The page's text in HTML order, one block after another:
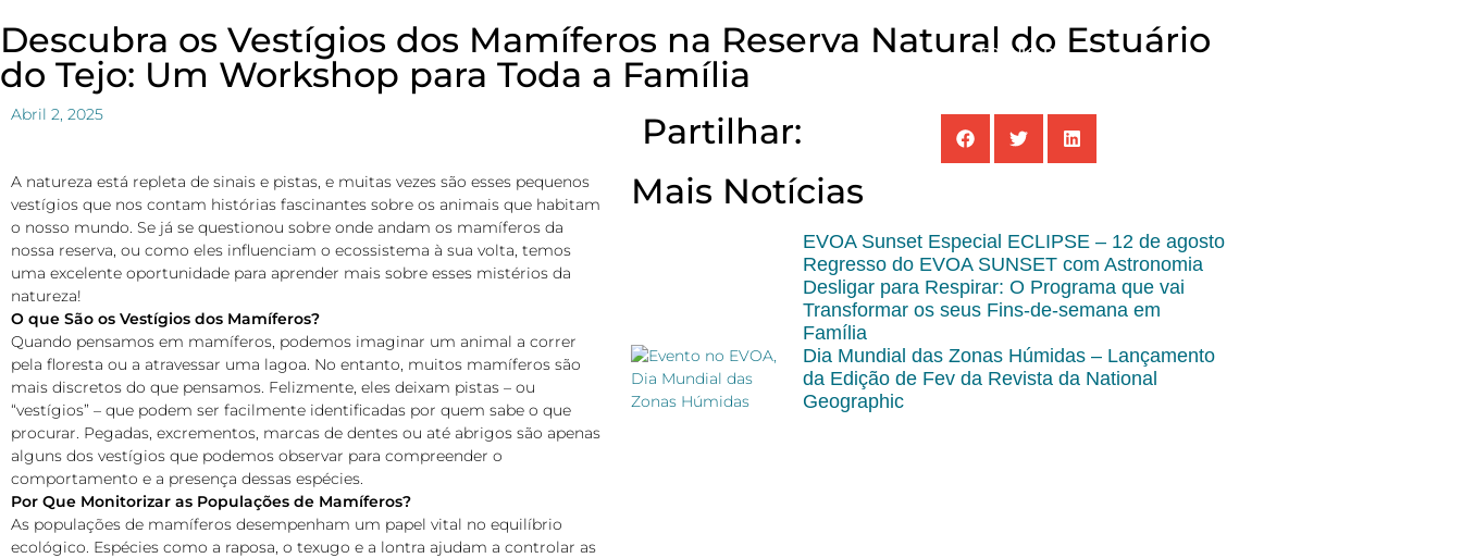
PT
UK
FR
Descubra os Vestígios dos Mamíferos na Reserva Natural do Estuário
do Tejo: Um Workshop para Toda a Família
Abril 2, 2025
A natureza está repleta de sinais e pistas, e muitas vezes são esses pequenos
vestígios que nos contam histórias fascinantes sobre os animais que habitam
o nosso mundo. Se já se questionou sobre onde andam os mamíferos da
nossa reserva, ou como eles influenciam o ecossistema à sua volta, temos
uma excelente oportunidade para aprender mais sobre esses mistérios da
natureza!
O que São os Vestígios dos Mamíferos?
Quando pensamos em mamíferos, podemos imaginar um animal a correr
pela floresta ou a atravessar uma lagoa. No entanto, muitos mamíferos são
mais discretos do que pensamos. Felizmente, eles deixam pistas – ou
“vestígios” – que podem ser facilmente identificadas por quem sabe o que
procurar. Pegadas, excrementos, marcas de dentes ou até abrigos são apenas
alguns dos vestígios que podemos observar para compreender o
comportamento e a presença dessas espécies.
Por Que Monitorizar as Populações de Mamíferos?
As populações de mamíferos desempenham um papel vital no equilíbrio
ecológico. Espécies como a raposa, o texugo e a lontra ajudam a controlar as
Partilhar:
Mais Notícias
EVOA Sunset Especial ECLIPSE – 12 de agosto
Regresso do EVOA SUNSET com Astronomia
Desligar para Respirar: O Programa que vai
Transformar os seus Fins-de-semana em
Família
Dia Mundial das Zonas Húmidas – Lançamento
da Edição de Fev da Revista da National
Geographic